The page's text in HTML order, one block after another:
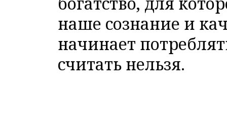
наше сознание и
начинает
считать нельзя.